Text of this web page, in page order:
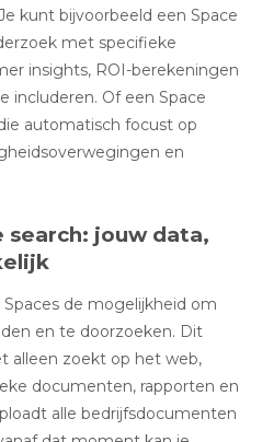
kunt bijvoorbeeld een Space
met specifieke
insights, ROI-berekeningen
includeren. Of een Space
automatisch focust op
en
jouw data,
de mogelijkheid om
en te doorzoeken. Dit
alleen zoekt op het web,
documenten, rapporten en
alle bedrijfsdocumenten